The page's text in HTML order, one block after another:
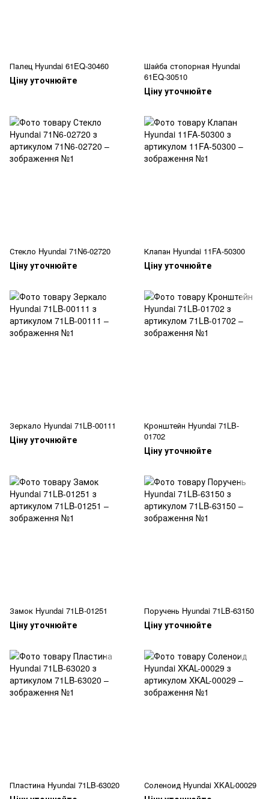
Палец Hyundai 61EQ-30460
Ціну уточнюйте
Шайба стопорная Hyundai
61EQ-30510
Ціну уточнюйте
Стекло Hyundai 71N6-02720
Ціну уточнюйте
Клапан Hyundai 11FA-50300
Ціну уточнюйте
Зеркало Hyundai 71LB-00111
Ціну уточнюйте
Кронштейн Hyundai 71LB-
01702
Ціну уточнюйте
Замок Hyundai 71LB-01251
Ціну уточнюйте
Поручень Hyundai 71LB-63150
Ціну уточнюйте
Пластина Hyundai 71LB-63020 Соленоид Hyundai XKAL-00029